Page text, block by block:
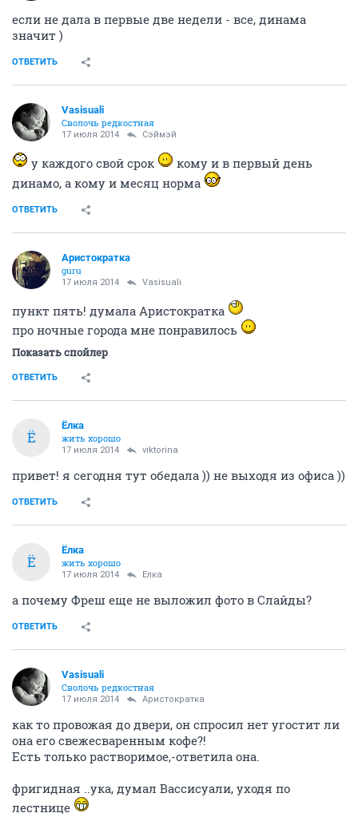
если не дала в первые две недели - все, динама
значит )
ОТВЕТИТЬ
Vasisuali
Сволочь редкостная
17 июля 2014 Сэймэй
у каждого свой срок
кому и в первый день
динамо, а кому и месяц норма
ОТВЕТИТЬ
Аристократка
guru
17 июля 2014 Vasisuali
пункт пять! думала Аристократка
про ночные города мне понравилось
Показать спойлер
ОТВЕТИТЬ
Ё
Ёлка
жить хорошо
17 июля 2014 viktorina
привет! я сегодня тут обедала )) не выходя из офиса ))
ОТВЕТИТЬ
Ё
Ёлка
жить хорошо
17 июля 2014 Ёлка
а почему Фреш еще не выложил фото в Слайды?
ОТВЕТИТЬ
Vasisuali
Сволочь редкостная
17 июля 2014 Аристократка
как то провожая до двери, он спросил нет угостит ли
она его свежесваренным кофе?!
Есть только растворимое,-ответила она.
фригидная ..ука, думал Вассисуали, уходя по
лестнице